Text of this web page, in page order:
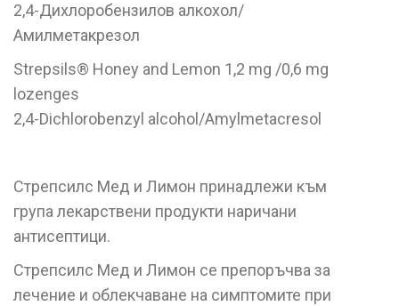
2,4-Дихлоробензилов алкохол/
Амилметакрезол
Strepsils® Honey and Lemon 1,2 mg /0,6 mg
lozenges
2,4-Dichlorobenzyl alcohol/Amylmetacresol
Стрепсилс Мед и Лимон принадлежи към
група лекарствени продукти наричани
антисептици.
Стрепсилс Мед и Лимон се препоръчва за
лечение и облекчаване на симптомите при